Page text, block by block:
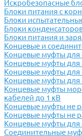
Искробезопасные
Блоки питания с
Блоки
Блоки
Блоки питания и
Концевые и
Концевые муфты для
Концевые муфты для
Концевые муфты для
Концевые муфты для
Концевые муфты
кабелей до 1 кВ
Концевые муфты не
Концевые муфты не
Концевые муфты для
Соединительные